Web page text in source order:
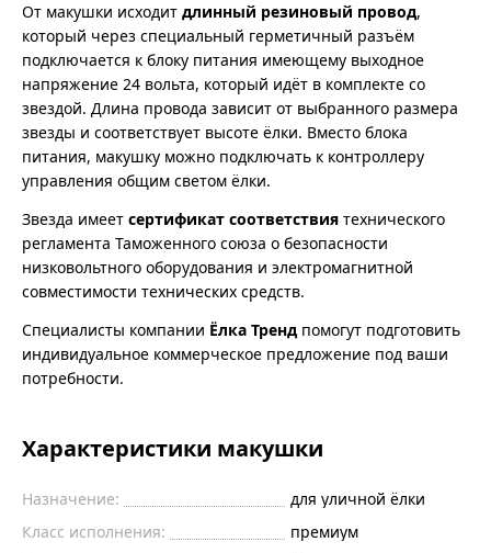
От макушки исходит длинный резиновый провод,
который через специальный герметичный разъём
подключается к блоку питания имеющему выходное
напряжение 24 вольта, который идёт в комплекте со
звездой. Длина провода зависит от выбранного размера
звезды и соответствует высоте ёлки. Вместо блока
питания, макушку можно подключать к контроллеру
управления общим светом ёлки.
Звезда имеет сертификат соответствия технического
регламента Таможенного союза о безопасности
низковольтного оборудования и электромагнитной
совместимости технических средств.
Специалисты компании Ёлка Трендпомогут подготовить
индивидуальное коммерческое предложение под ваши
потребности.
Характеристики макушки
Назначение:
для уличной ёлки
Класс исполнения:
премиум